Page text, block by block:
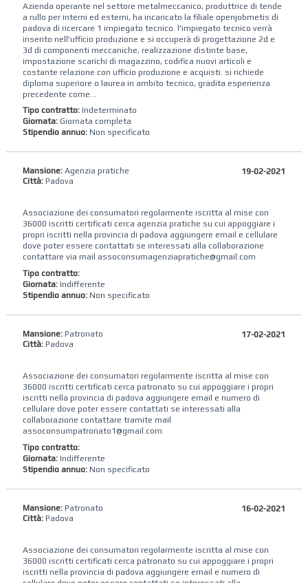
Azienda operante nel settore metalmeccanico, produttrice di tende
a rullo per interni ed esterni, ha incaricato la filiale openjobmetis di
padova di ricercare 1 impiegato tecnico. l'impiegato tecnico verrà
inserito nell'ufficio produzione e si occuperà di progettazione 2d e
3d di componenti meccaniche, realizzazione distinte base,
impostazione scarichi di magazzino, codifica nuovi articoli e
costante relazione con ufficio produzione e acquisti. si richiede
diploma superiore o laurea in ambito tecnico, gradita esperienza
precedente come...
Tipo contratto:Indeterminato
Giornata: Giornata completa
Stipendio annuo: Non specificato
Mansione:Agenzia pratiche
Città:Padova
19-02-2021
Associazione dei consumatori regolarmente iscritta al mise con
36000 iscritti certificati cerca agenzia pratiche su cui appoggiare i
propri iscritti nella provincia di padova aggiungere email e cellulare
dove poter essere contattati se interessati alla collaborazione
contattare via mail assoconsumagenziapratiche@gmail.com
Tipo contratto:
Giornata: Indifferente
Stipendio annuo: Non specificato
Mansione:Patronato
Città:Padova
17-02-2021
Associazione dei consumatori regolarmente iscritta al mise con
36000 iscritti certificati cerca patronato su cui appoggiare i propri
iscritti nella provincia di padova aggiungere email e numero di
cellulare dove poter essere contattati se interessati alla
collaborazione contattare tramite mail
assoconsumpatronato1@gmail.com
Tipo contratto:
Giornata: Indifferente
Stipendio annuo: Non specificato
Mansione:Patronato
Città:Padova
16-02-2021
Associazione dei consumatori regolarmente iscritta al mise con
36000 iscritti certificati cerca patronato su cui appoggiare i propri
iscritti nella provincia di padova aggiungere email e numero di